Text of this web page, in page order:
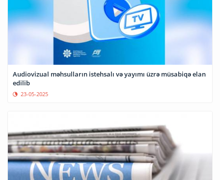
Audiovizual məhsulların istehsalı və yayımı üzrə müsabiqə elan
edilib
23-05-2025